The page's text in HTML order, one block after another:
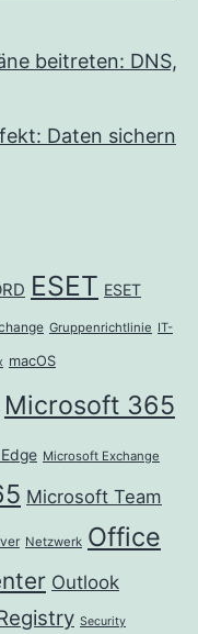
beitreten: DNS,
Daten sichern
ESET ESET
Gruppenrichtlinie IT-
macOS
Microsoft 365
Microsoft Exchange
Microsoft Team
Netzwerk Office
Outlook
Security